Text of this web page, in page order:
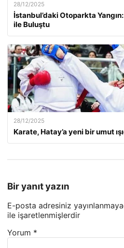
28/12/2025
İstanbul’daki Otoparkta
ile Buluştu
28/12/2025
Karate, Hatay’a yeni bir umut
Bir yanıt yazın
E-posta adresiniz
ile işaretlenmişlerdir
Yorum *